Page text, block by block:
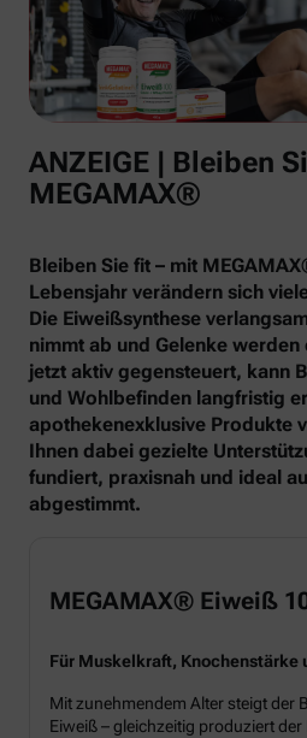
ANZEIGE | Bleiben
MEGAMAX®
Bleiben Sie fit – mit
Lebensjahr verändern sich
Die Eiweißsynthese
nimmt ab und Gelenke
jetzt aktiv gegensteuert, kann
und Wohlbefinden langfristig
apothekenexklusive Produkte
Ihnen dabei gezielte
fundiert, praxisnah und ideal
abgestimmt.
MEGAMAX® Eiweiß
Für Muskelkraft, Knochenstärke
Mit zunehmendem Alter steigt der
Eiweiß – gleichzeitig produziert